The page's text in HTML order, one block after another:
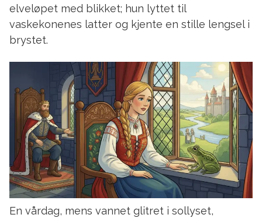
elveløpet med blikket; hun lyttet til
vaskekonenes latter og kjente en stille lengsel i
brystet.
En vårdag, mens vannet glitret i sollyset,